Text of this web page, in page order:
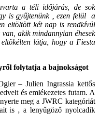
a téli időjárás, de sok
is gyűjtenünk , ezen felül a
eltöltött két nap is rendkívül
akik mindannyian éhesek
látja, hogy a Fiesta
folytatja a bajnokságot
– Julien Ingrassia kettős
és emlékezetes futam. A
meg a JWRC kategóriát
is , a lenyűgöző nyolcadik